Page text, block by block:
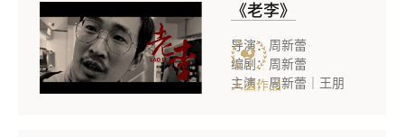
《老李》
导演：周新蕾
编剧：周新蕾
主演：周新蕾｜王朋
入围作品